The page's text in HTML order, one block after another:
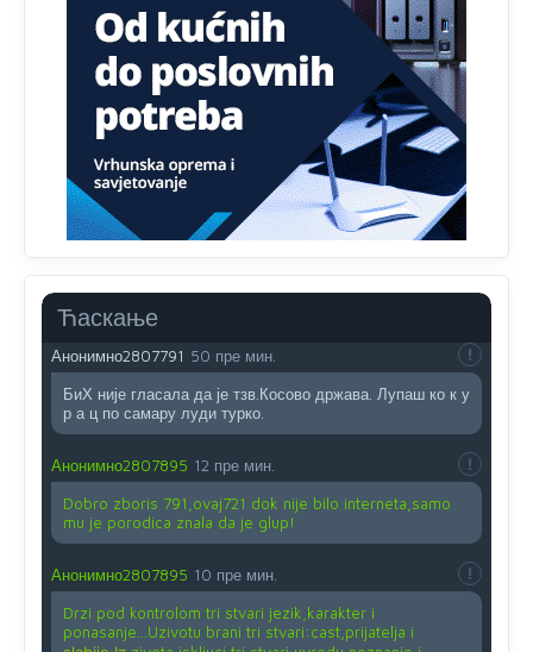
Ћаскање
Анонимно2807441 10:22
накотило се
Анонимно2807447 10:24
Техеран и нинџе по Палама
Анонимно2806721
11:21
Kosovo je država a manji BH entitet pokrajina.Što se tiče
Анонимно2807791 50 пре мин.
БиХ није гласала да је тзв.Косово држава. Лупаш ко к у
р а ц по самару луди турко.
Анонимно2807895 12 пре мин.
Dobro zboris 791,ovaj721 dok nije bilo interneta,samo
mu je porodica znala da je glup!
Анонимно2807895 10 пре мин.
Drzi pod kontrolom tri stvari jezik,karakter i
ponasanje...Uzivotu brani tri stvari:cast,prijatelja i